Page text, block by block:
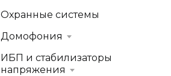
Охранные системы
Домофония
ИБП и стабилизаторы
напряжения